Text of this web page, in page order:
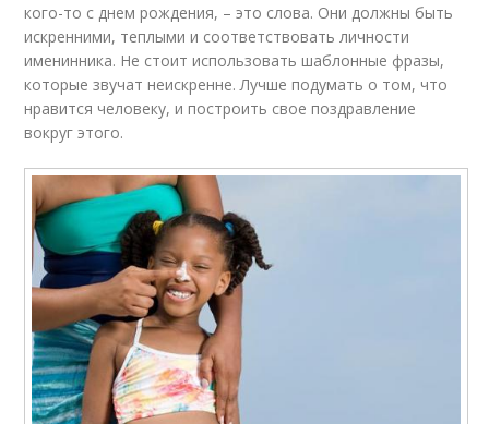
кого-то с днем рождения, – это слова. Они должны быть
искренними, теплыми и соответствовать личности
именинника. Не стоит использовать шаблонные фразы,
которые звучат неискренне. Лучше подумать о том, что
нравится человеку, и построить свое поздравление
вокруг этого.